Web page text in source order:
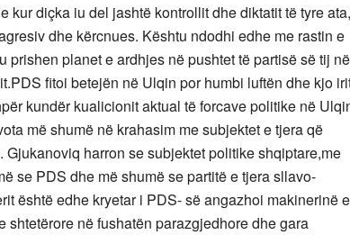
kur diçka iu del jashtë kontrollit dhe diktatit të tyre ata,
dhe kërcnues. Kështu ndodhi edhe me rastin e
prishen planet e ardhjes në pushtet të partisë së tij në
fitoi betejën në Ulqin por humbi luftën dhe kjo
kundër kualicionit aktual të forcave politike në
më shumë në krahasim me subjektet e tjera që
harron se subjektet politike shqiptare,me
se PDS dhe më shumë se partitë e tjera sllavo-
është edhe kryetar i PDS- së angazhoi makinerinë
shtetërore në fushatën parazgjedhore dhe gara